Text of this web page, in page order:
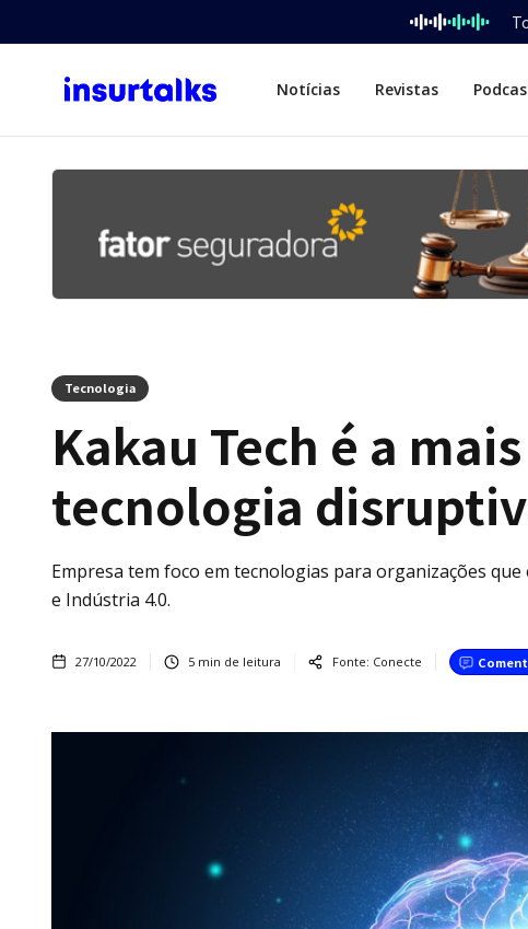
Notícias Revistas
Tecnologia
Kakau Tech é a
tecnologia
Empresa tem foco em tecnologias para organizações
e Indústria 4.0.
27/10/2022 5 min de leitura Fonte: Conecte